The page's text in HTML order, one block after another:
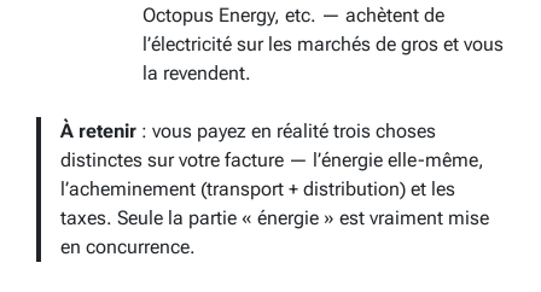
Octopus Energy, etc. — achètent de
l’électricité sur les marchés de gros et vous
la revendent.
À retenir : vous payez en réalité trois choses
distinctes sur votre facture — l’énergie elle-même,
l’acheminement (transport + distribution) et les
taxes. Seule la partie « énergie » est vraiment mise
en concurrence.